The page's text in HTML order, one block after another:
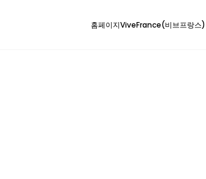
홈페이지ViveFrance(비브프랑스